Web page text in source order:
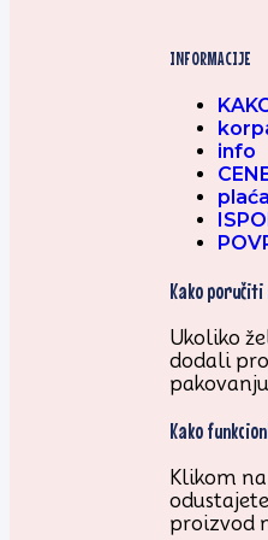
INFORMACIJE
info
Kako
Ukoliko
dodali
Kako
Klikom
proizvod